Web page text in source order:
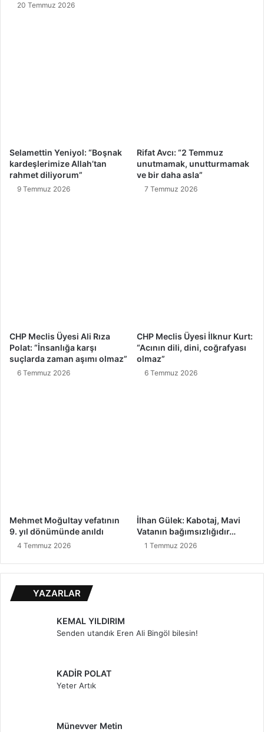
20 Temmuz 2026
Selamettin Yeniyol: “Boşnak
kardeşlerimize Allah’tan
rahmet diliyorum”
9 Temmuz 2026
Rifat Avcı: “2 Temmuz
unutmamak, unutturmamak
ve bir daha asla”
7 Temmuz 2026
CHP Meclis Üyesi Ali Rıza
Polat: “İnsanlığa karşı
suçlarda zaman aşımı olmaz”
6 Temmuz 2026
CHP Meclis Üyesi İlknur Kurt:
“Acının dili, dini, coğrafyası
olmaz”
6 Temmuz 2026
Mehmet Moğultay vefatının
9. yıl dönümünde anıldı
4 Temmuz 2026
İlhan Gülek: Kabotaj, Mavi
Vatanın bağımsızlığıdır…
1 Temmuz 2026
YAZARLAR
KEMAL YILDIRIM
Senden utandık Eren Ali Bingöl bilesin!
KADİR POLAT
Yeter Artık
Münevver Metin